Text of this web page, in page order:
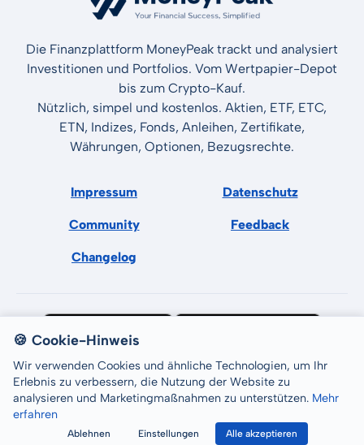
Die Finanzplattform MoneyPeak trackt und analysiert
Investitionen und Portfolios. Vom Wertpapier-Depot
bis zum Crypto-Kauf.
Nützlich, simpel und kostenlos. Aktien, ETF, ETC,
ETN, Indizes, Fonds, Anleihen, Zertifikate,
Währungen, Optionen, Bezugsrechte.
Impressum Datenschutz
Community Feedback
Changelog
All rights reserved © LCP GmbH 2026
🍪 Cookie-Hinweis
Wir verwenden Cookies und ähnliche Technologien, um Ihr
Erlebnis zu verbessern, die Nutzung der Website zu
analysieren und Marketingmaßnahmen zu unterstützen. Mehr
erfahren
Ablehnen Einstellungen Alle akzeptieren